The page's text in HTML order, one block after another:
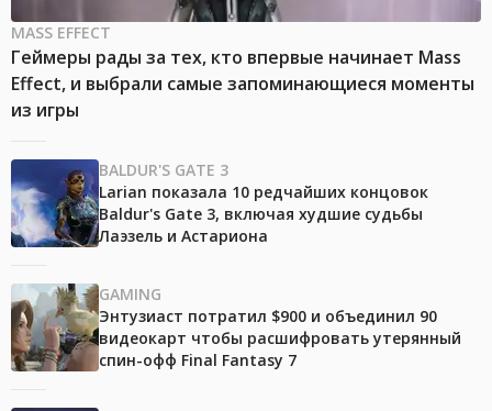
MASS EFFECT
Геймеры рады за тех, кто впервые начинает Mass
Effect, и выбрали самые запоминающиеся моменты
из игры
BALDUR'S GATE 3
Larian показала 10 редчайших концовок
Baldur's Gate 3, включая худшие судьбы
Лаэзель и Астариона
GAMING
Энтузиаст потратил $900 и объединил 90
видеокарт чтобы расшифровать утерянный
спин-офф Final Fantasy 7